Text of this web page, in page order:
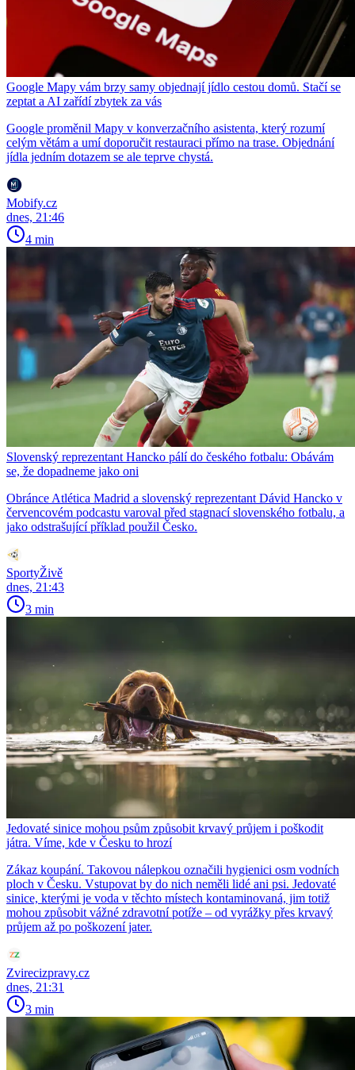
Google Mapy vám brzy samy objednají jídlo cestou domů. Stačí se
zeptat a AI zařídí zbytek za vás
Google proměnil Mapy v konverzačního asistenta, který rozumí
celým větám a umí doporučit restauraci přímo na trase. Objednání
jídla jedním dotazem se ale teprve chystá.
Mobify.cz
dnes, 21:46
4 min
Slovenský reprezentant Hancko pálí do českého fotbalu: Obávám
se, že dopadneme jako oni
Obránce Atlética Madrid a slovenský reprezentant Dávid Hancko v
červencovém podcastu varoval před stagnací slovenského fotbalu, a
jako odstrašující příklad použil Česko.
SportyŽivě
dnes, 21:43
3 min
Jedovaté sinice mohou psům způsobit krvavý průjem i poškodit
játra. Víme, kde v Česku to hrozí
Zákaz koupání. Takovou nálepkou označili hygienici osm vodních
ploch v Česku. Vstupovat by do nich neměli lidé ani psi. Jedovaté
sinice, kterými je voda v těchto místech kontaminovaná, jim totiž
mohou způsobit vážné zdravotní potíže – od vyrážky přes krvavý
průjem až po poškození jater.
Zvirecizpravy.cz
dnes, 21:31
3 min